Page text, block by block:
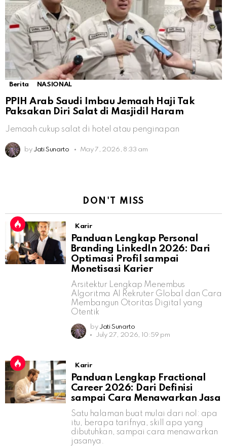
Berita NASIONAL
PPIH Arab Saudi Imbau Jemaah Haji Tak
Paksakan Diri Salat di Masjidil Haram
Jemaah cukup salat di hotel atau penginapan
by Jati Sunarto May 7, 2026, 8:33 am
DON'T MISS
Karir
Panduan Lengkap Personal
Branding LinkedIn 2026: Dari
Optimasi Profil sampai
Monetisasi Karier
Arsitektur Lengkap Menembus
Algoritma AI Rekruter Global dan Cara
Membangun Otoritas Digital yang
Otentik
by Jati Sunarto
July 27, 2026, 10:59 pm
Karir
Panduan Lengkap Fractional
Career 2026: Dari Definisi
sampai Cara Menawarkan Jasa
Satu halaman buat mulai dari nol: apa
itu, berapa tarifnya, skill apa yang
dibutuhkan, sampai cara menawarkan
jasanya.